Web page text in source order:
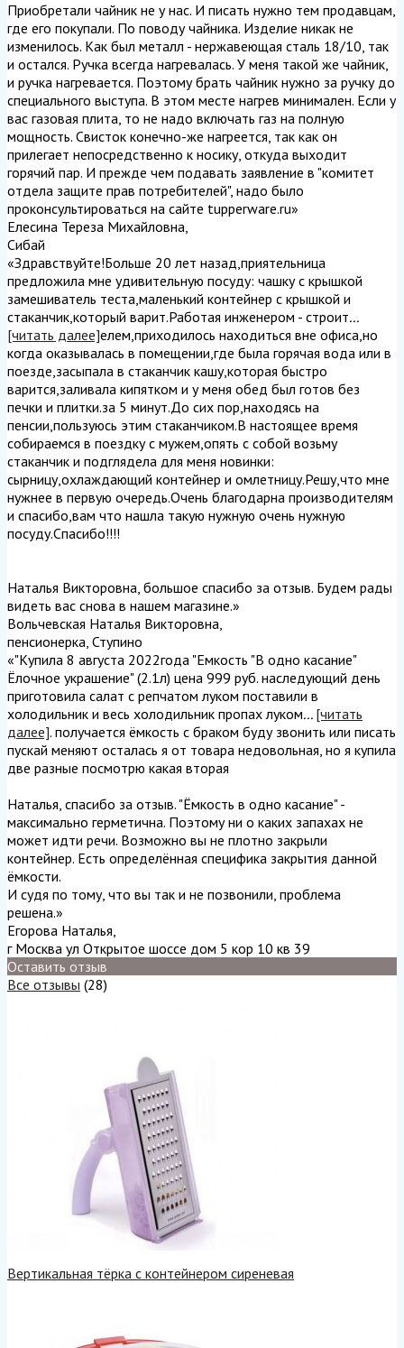
Приобретали чайник не у нас. И писать нужно тем продавцам,
где его покупали. По поводу чайника. Изделие никак не
изменилось. Как был металл - нержавеющая сталь 18/10, так
и остался. Ручка всегда нагревалась. У меня такой же чайник,
и ручка нагревается. Поэтому брать чайник нужно за ручку до
специального выступа. В этом месте нагрев минимален. Если у
вас газовая плита, то не надо включать газ на полную
мощность. Свисток конечно-же нагреется, так как он
прилегает непосредственно к носику, откуда выходит
горячий пар. И прежде чем подавать заявление в "комитет
отдела защите прав потребителей", надо было
проконсультироваться на сайте tupperware.ru»
Елесина Тереза Михайловна,
Сибай
«Здравствуйте!Больше 20 лет назад,приятельница
предложила мне удивительную посуду: чашку с крышкой
замешиватель теста,маленький контейнер с крышкой и
стаканчик,который варит.Работая инженером - строит...
[читать далее]елем,приходилось находиться вне офиса,но
когда оказывалась в помещении,где была горячая вода или в
поезде,засыпала в стаканчик кашу,которая быстро
варится,заливала кипятком и у меня обед был готов без
печки и плитки.за 5 минут.До сих пор,находясь на
пенсии,пользуюсь этим стаканчиком.В настоящее время
собираемся в поездку с мужем,опять с собой возьму
стаканчик и подглядела для меня новинки:
сырницу,охлаждающий контейнер и омлетницу.Решу,что мне
нужнее в первую очередь.Очень благодарна производителям
и спасибо,вам что нашла такую нужную очень нужную
посуду.Спасибо!!!!
Наталья Викторовна, большое спасибо за отзыв. Будем рады
видеть вас снова в нашем магазине.»
Вольчевская Наталья Викторовна,
пенсионерка, Ступино
«"Купила 8 августа 2022года "Емкость "В одно касание"
Ёлочное украшение" (2.1л) цена 999 руб. наследующий день
приготовила салат с репчатом луком поставили в
холодильник и весь холодильник пропах луком... [читать
далее]. получается ёмкость с браком буду звонить или писать
пускай меняют осталась я от товара недовольная, но я купила
две разные посмотрю какая вторая
Наталья, спасибо за отзыв. "Ёмкость в одно касание" -
максимально герметична. Поэтому ни о каких запахах не
может идти речи. Возможно вы не плотно закрыли
контейнер. Есть определённая специфика закрытия данной
ёмкости.
И судя по тому, что вы так и не позвонили, проблема
решена.»
Егорова Наталья,
г Москва ул Открытое шоссе дом 5 кор 10 кв 39
Оставить отзыв
Все отзывы (28)
Вертикальная тёрка с контейнером сиреневая